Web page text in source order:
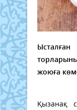
жоюға
Қызанақ